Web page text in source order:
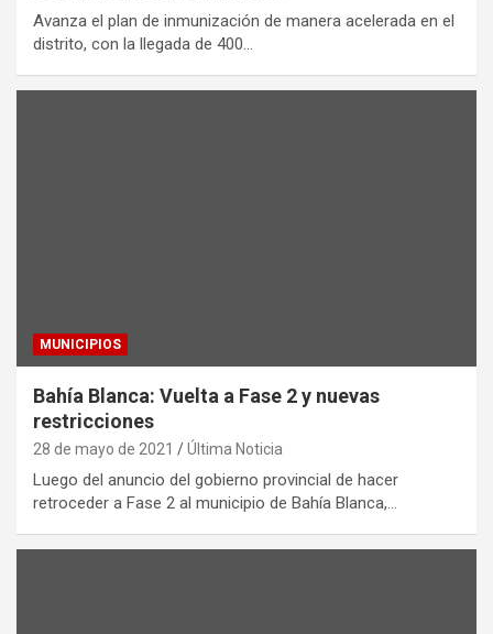
Avanza el plan de inmunización de manera acelerada en el
distrito, con la llegada de 400…
MUNICIPIOS
Bahía Blanca: Vuelta a Fase 2 y nuevas
restricciones
28 de mayo de 2021 Última Noticia
Luego del anuncio del gobierno provincial de hacer
retroceder a Fase 2 al municipio de Bahía Blanca,…